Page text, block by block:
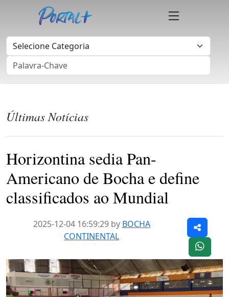
Últimas Notícias
Horizontina sedia Pan-
Americano de Bocha e define
classificados ao Mundial
2025-12-04 16:59:29 by BOCHA
CONTINENTAL